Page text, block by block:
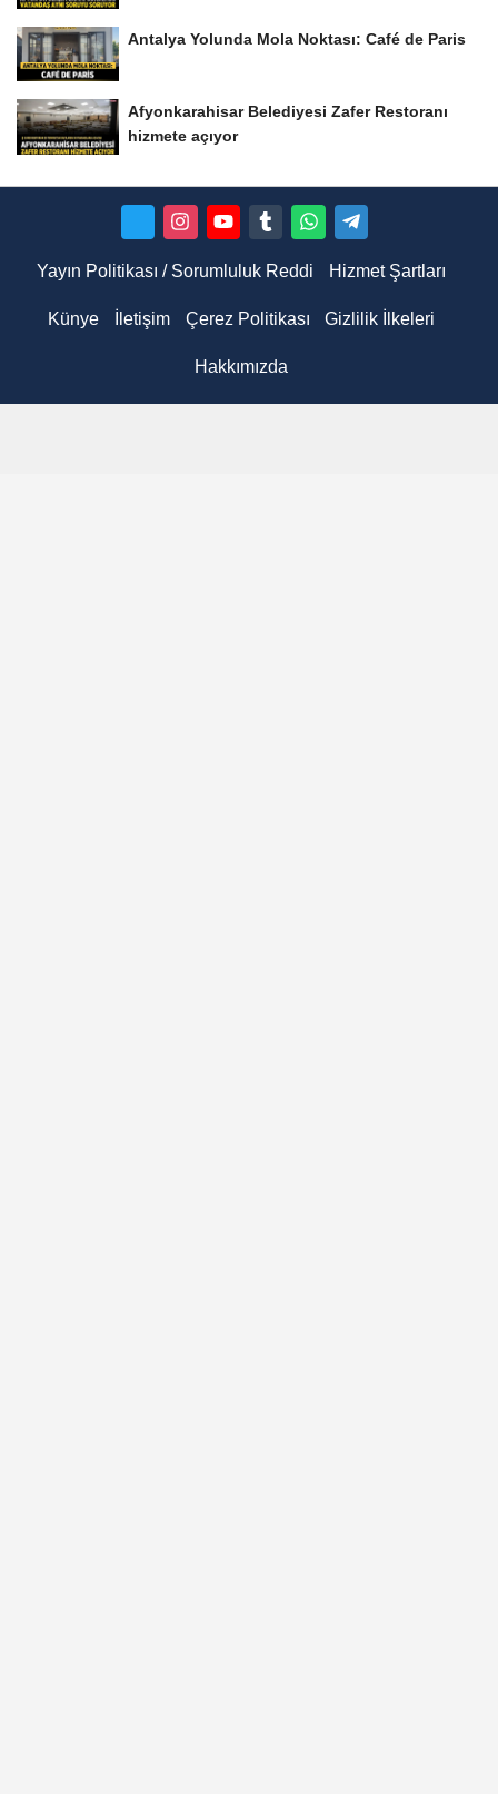
Antalya Yolunda Mola Noktası: Café de Paris
Afyonkarahisar Belediyesi Zafer Restoranı
hizmete açıyor
Yayın Politikası / Sorumluluk Reddi Hizmet Şartları
Künye İletişim Çerez Politikası Gizlilik İlkeleri
Hakkımızda